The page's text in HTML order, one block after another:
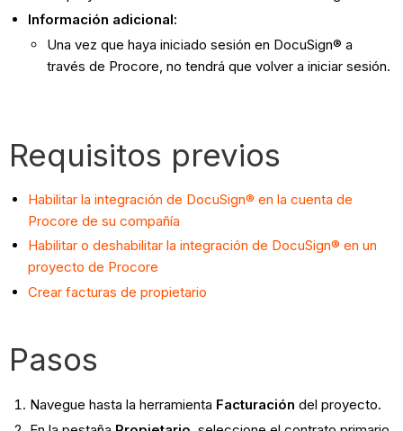
Información adicional:
Una vez que haya iniciado sesión en DocuSign® a
través de Procore, no tendrá que volver a iniciar sesión.
Requisitos previos
Habilitar la integración de DocuSign® en la cuenta de
Procore de su compañía
Habilitar o deshabilitar la integración de DocuSign® en un
proyecto de Procore
Crear facturas de propietario
Pasos
Navegue hasta la herramienta Facturación del proyecto.